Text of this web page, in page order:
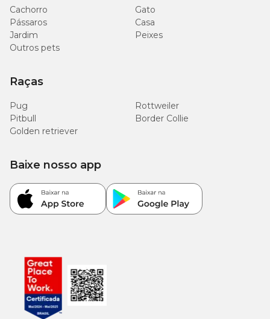
Cachorro
Gato
Pássaros
Casa
Jardim
Peixes
Outros pets
Raças
Pug
Rottweiler
Pitbull
Border Collie
Golden retriever
Baixe nosso app